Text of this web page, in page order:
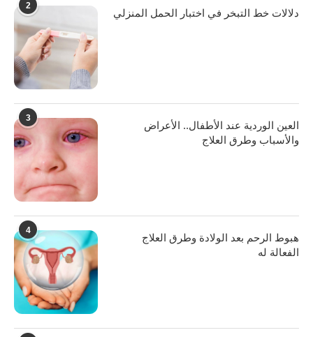
2
دلالات خط التبخر في اختبار الحمل المنزلي
3
العين الوردية عند الأطفال.. الأعراض
والأسباب وطرق العلاج
4
هبوط الرحم بعد الولادة وطرق العلاج
الفعالة له